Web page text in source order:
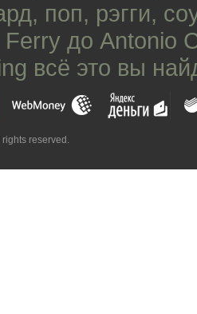
, поп, рэгги,
Ferry до Antonio
всё это вы
reserved.